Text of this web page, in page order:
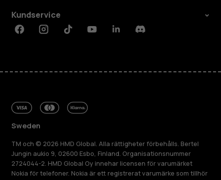
Kundservice
FacebookInstagramTiktokYoutubeLinkedinDiscord
Sweden
TM och © 2026 HMD Global. Alla rättigheter förbehålls. Bertel
Jungin aukio 9, 02600 Esbo, Finland. Organisationsnummer
2724044-2. HMD Global Oy innehar licensen för varumärket
Nokia för telefoner. Nokia är ett registrerat varumärke som tillhör